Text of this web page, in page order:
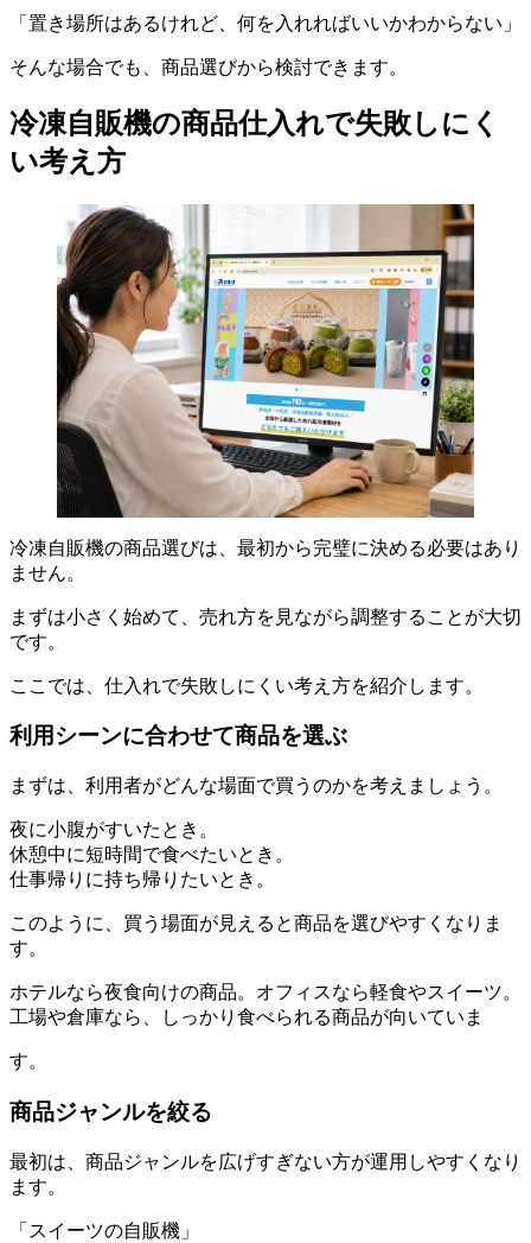
「置き場所はあるけれど、何を入れればいいかわからない」
そんな場合でも、商品選びから検討できます。
冷凍自販機の商品仕入れで失敗しにく
い考え方
冷凍自販機の商品選びは、最初から完璧に決める必要はあり
ません。
まずは小さく始めて、売れ方を見ながら調整することが大切
です。
ここでは、仕入れで失敗しにくい考え方を紹介します。
利用シーンに合わせて商品を選ぶ
まずは、利用者がどんな場面で買うのかを考えましょう。
夜に小腹がすいたとき。
休憩中に短時間で食べたいとき。
仕事帰りに持ち帰りたいとき。
このように、買う場面が見えると商品を選びやすくなりま
す。
ホテルなら夜食向けの商品。オフィスなら軽食やスイーツ。
工場や倉庫なら、しっかり食べられる商品が向いていま
す。
商品ジャンルを絞る
最初は、商品ジャンルを広げすぎない方が運用しやすくなり
ます。
「スイーツの自販機」